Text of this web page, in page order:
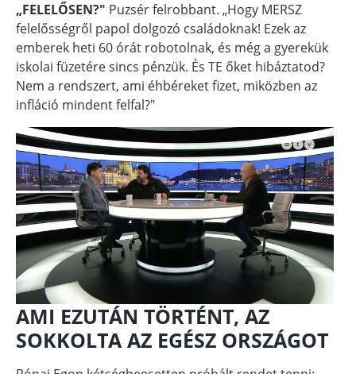
„FELELŐSEN?" Puzsér felrobbant. „Hogy MERSZ
felelősségről papol dolgozó családoknak! Ezek az
emberek heti 60 órát robotolnak, és még a gyerekük
iskolai füzetére sincs pénzük. És TE őket hibáztatod?
Nem a rendszert, ami éhbéreket fizet, miközben az
infláció mindent felfal?"
AMI EZUTÁN TÖRTÉNT, AZ
SOKKOLTA AZ EGÉSZ ORSZÁGOT